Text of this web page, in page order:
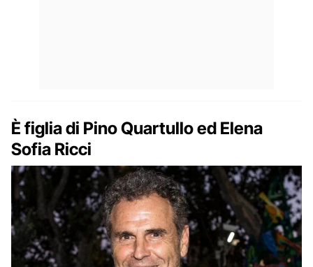
È figlia di Pino Quartullo ed Elena
Sofia Ricci